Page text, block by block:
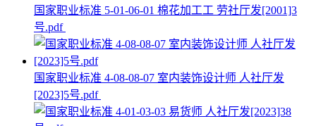
国家职业标准 5-01-06-01 棉花加工工 劳社厅发[2001]3
号.pdf
国家职业标准 4-08-08-07 室内装饰设计师 人社厅发
[2023]5号.pdf